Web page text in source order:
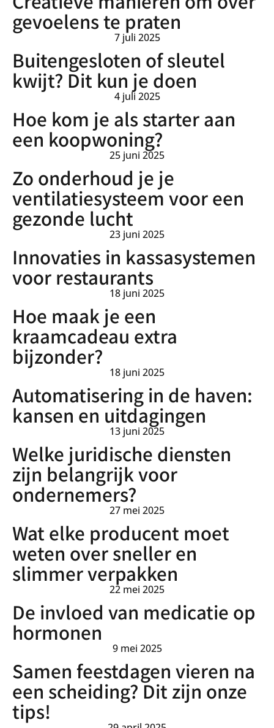
gevoelens te praten
7 juli 2025
Buitengesloten of sleutel
kwijt? Dit kun je doen
4 juli 2025
Hoe kom je als starter aan
een koopwoning?
25 juni 2025
Zo onderhoud je je
ventilatiesysteem voor een
gezonde lucht
23 juni 2025
Innovaties in kassasystemen
voor restaurants
18 juni 2025
Hoe maak je een
kraamcadeau extra
bijzonder?
18 juni 2025
Automatisering in de haven:
kansen en uitdagingen
13 juni 2025
Welke juridische diensten
zijn belangrijk voor
ondernemers?
27 mei 2025
Wat elke producent moet
weten over sneller en
slimmer verpakken
22 mei 2025
De invloed van medicatie op
hormonen
9 mei 2025
Samen feestdagen vieren na
een scheiding? Dit zijn onze
tips!